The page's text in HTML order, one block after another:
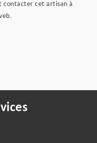
contacter cet artisan à